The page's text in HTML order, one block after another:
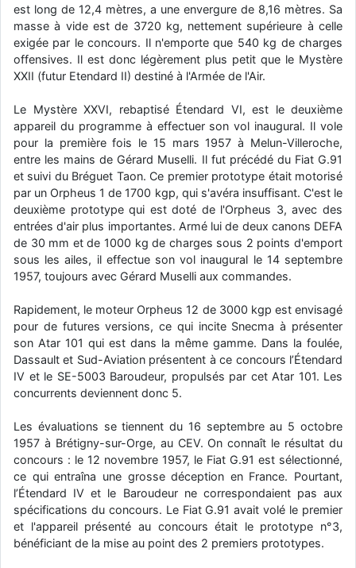
est long de 12,4 mètres, a une envergure de 8,16 mètres. Sa
masse à vide est de 3720 kg, nettement supérieure à celle
exigée par le concours. Il n'emporte que 540 kg de charges
offensives. Il est donc légèrement plus petit que le Mystère
XXII (futur Etendard II) destiné à l'Armée de l'Air.
Le Mystère XXVI, rebaptisé Étendard VI, est le deuxième
appareil du programme à effectuer son vol inaugural. Il vole
pour la première fois le 15 mars 1957 à Melun-Villeroche,
entre les mains de Gérard Muselli. Il fut précédé du Fiat G.91
et suivi du Bréguet Taon. Ce premier prototype était motorisé
par un Orpheus 1 de 1700 kgp, qui s'avéra insuffisant. C'est le
deuxième prototype qui est doté de l'Orpheus 3, avec des
entrées d'air plus importantes. Armé lui de deux canons DEFA
de 30 mm et de 1000 kg de charges sous 2 points d'emport
sous les ailes, il effectue son vol inaugural le 14 septembre
1957, toujours avec Gérard Muselli aux commandes.
Rapidement, le moteur Orpheus 12 de 3000 kgp est envisagé
pour de futures versions, ce qui incite Snecma à présenter
son Atar 101 qui est dans la même gamme. Dans la foulée,
Dassault et Sud-Aviation présentent à ce concours l’Étendard
IV et le SE-5003 Baroudeur, propulsés par cet Atar 101. Les
concurrents deviennent donc 5.
Les évaluations se tiennent du 16 septembre au 5 octobre
1957 à Brétigny-sur-Orge, au CEV. On connaît le résultat du
concours : le 12 novembre 1957, le Fiat G.91 est sélectionné,
ce qui entraîna une grosse déception en France. Pourtant,
l’Étendard IV et le Baroudeur ne correspondaient pas aux
spécifications du concours. Le Fiat G.91 avait volé le premier
et l'appareil présenté au concours était le prototype n°3,
bénéficiant de la mise au point des 2 premiers prototypes.